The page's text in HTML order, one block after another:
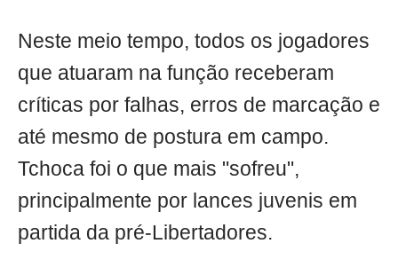
Neste meio tempo, todos os jogadores
que atuaram na função receberam
críticas por falhas, erros de marcação e
até mesmo de postura em campo.
Tchoca foi o que mais "sofreu",
principalmente por lances juvenis em
partida da pré-Libertadores.